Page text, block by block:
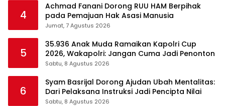
4
Achmad Fanani Dorong RUU HAM Berpihak
pada Pemajuan Hak Asasi Manusia
Jumat, 7 Agustus 2026
5
35.936 Anak Muda Ramaikan Kapolri Cup
2026, Wakapolri: Jangan Cuma Jadi Penonton
Sabtu, 8 Agustus 2026
6
Syam Basrijal Dorong Ajudan Ubah Mentalitas:
Dari Pelaksana Instruksi Jadi Pencipta Nilai
Sabtu, 8 Agustus 2026